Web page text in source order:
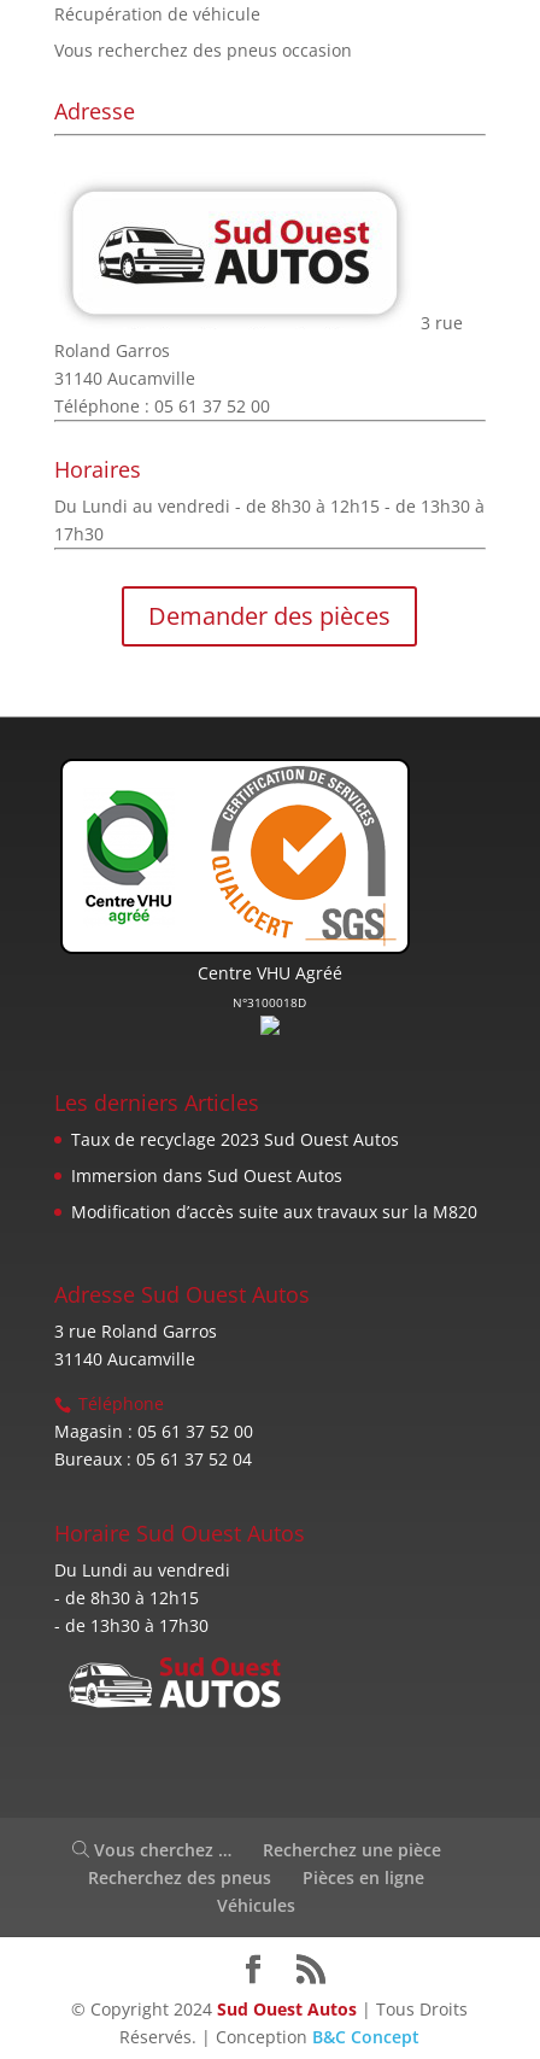
Récupération de véhicule
Vous recherchez des pneus occasion
Adresse
3 rue
Roland Garros
31140 Aucamville
Téléphone : 05 61 37 52 00
Horaires
Du Lundi au vendredi - de 8h30 à 12h15 - de 13h30 à
17h30
Demander des pièces
Centre VHU Agréé
N°3100018D
Les derniers Articles
Taux de recyclage 2023 Sud Ouest Autos
Immersion dans Sud Ouest Autos
Modification d’accès suite aux travaux sur la M820
Adresse Sud Ouest Autos
3 rue Roland Garros
31140 Aucamville
Téléphone
Magasin : 05 61 37 52 00
Bureaux : 05 61 37 52 04
Horaire Sud Ouest Autos
Du Lundi au vendredi
- de 8h30 à 12h15
- de 13h30 à 17h30
Vous cherchez …
Recherchez une pièce
Recherchez des pneus
Pièces en ligne
Véhicules
© Copyright 2024Sud Ouest Autos | Tous Droits
Réservés. | Conception B&C Concept